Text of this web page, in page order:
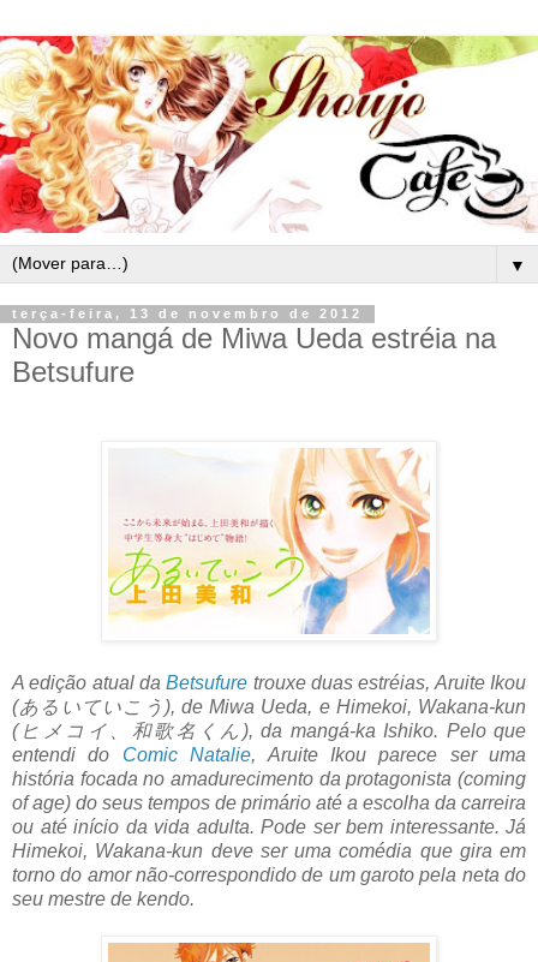
▼
terça-feira, 13 de novembro de 2012
Novo mangá de Miwa Ueda estréia na
Betsufure
A edição atual daBetsufure trouxe duas estréias, Aruite Ikou
(あるいていこう), de Miwa Ueda, e Himekoi, Wakana-kun
(ヒメコイ、和歌名くん), da mangá-ka Ishiko. Pelo que
entendi do Comic Natalie, Aruite Ikou parece ser uma
história focada no amadurecimento da protagonista (coming
of age) do seus tempos de primário até a escolha da carreira
ou até início da vida adulta. Pode ser bem interessante. Já
Himekoi, Wakana-kun deve ser uma comédia que gira em
torno do amor não-correspondido de um garoto pela neta do
seu mestre de kendo.